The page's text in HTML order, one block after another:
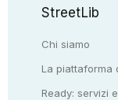
StreetLib
Chi siamo
La piattaforma
Ready: servizi